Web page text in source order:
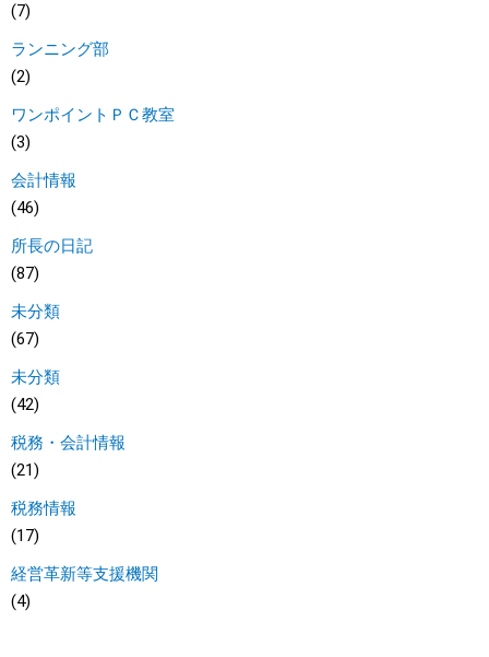
(7)
ランニング部
(2)
ワンポイントＰＣ教室
(3)
会計情報
(46)
所長の日記
(87)
未分類
(67)
未分類
(42)
税務・会計情報
(21)
税務情報
(17)
経営革新等支援機関
(4)